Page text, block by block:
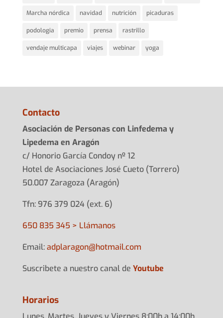
Marcha nórdica navidad nutrición picaduras
podologia premio prensa rastrillo
vendaje multicapa viajes webinar yoga
Contacto
Asociación de Personas con Linfedema y
Lipedema en Aragón
c/ Honorio García Condoy nº 12
Hotel de Asociaciones José Cueto (Torrero)
50.007 Zaragoza (Aragón)
Tfn: 976 379 024 (ext. 6)
650 835 345 > Llámanos
Email:adplaragon@hotmail.com
Suscribete a nuestro canal de Youtube
Horarios